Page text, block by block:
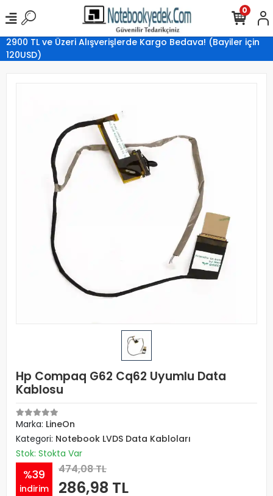
2900 TL ve Üzeri Alışverişlerde Kargo Bedava! (Bayiler için
120USD)
0
Hp Compaq G62 Cq62 Uyumlu Data
Kablosu
Marka: LineOn
Kategori: Notebook LVDS Data Kabloları
Stok: Stokta Var
%39
indirim
474,08 TL
286,98 TL